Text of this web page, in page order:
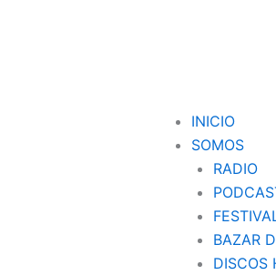
INICIO
SOMOS
RADIO
BAZAR
DISCOS